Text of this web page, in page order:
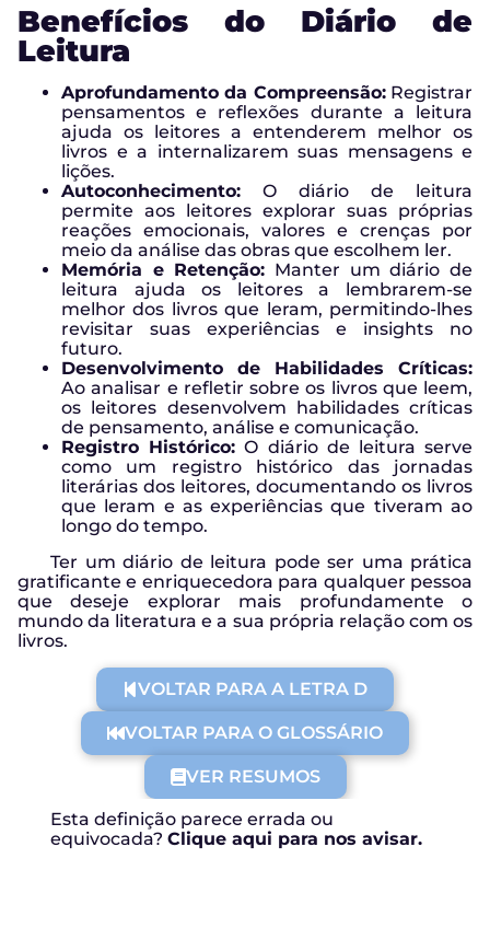
Benefícios do Diário de
Leitura
Aprofundamento da Compreensão:Registrar
pensamentos e reflexões durante a leitura
ajuda os leitores a entenderem melhor os
livros e a internalizarem suas mensagens e
lições.
Autoconhecimento: O diário de leitura
permite aos leitores explorar suas próprias
reações emocionais, valores e crenças por
meio da análise das obras que escolhem ler.
Memória e Retenção: Manter um diário de
leitura ajuda os leitores a lembrarem-se
melhor dos livros que leram, permitindo-lhes
revisitar suas experiências e insights no
futuro.
Desenvolvimento de Habilidades Críticas:
Ao analisar e refletir sobre os livros que leem,
os leitores desenvolvem habilidades críticas
de pensamento, análise e comunicação.
Registro Histórico: O diário de leitura serve
como um registro histórico das jornadas
literárias dos leitores, documentando os livros
que leram e as experiências que tiveram ao
longo do tempo.
Ter um diário de leitura pode ser uma prática
gratificante e enriquecedora para qualquer pessoa
que deseje explorar mais profundamente o
mundo da literatura e a sua própria relação com os
livros.
VOLTAR PARA A LETRA D
VOLTAR PARA O GLOSSÁRIO
VER RESUMOS
Esta definição parece errada ou
equivocada? Clique aqui para nos avisar.